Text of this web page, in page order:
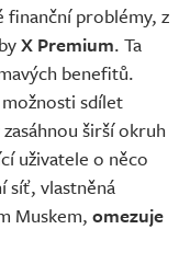
finanční problémy, z
X Premium. Ta
benefitů.
sdílet
širší okruh
uživatele o něco
síť, vlastněná
Muskem, omezuje